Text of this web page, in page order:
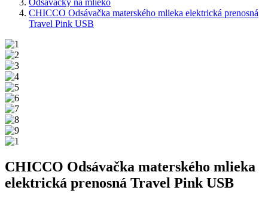
Odsávačky na mlieko
CHICCO Odsávačka materského mlieka elektrická prenosná
Travel Pink USB
CHICCO Odsávačka materského mlieka
elektrická prenosná Travel Pink USB